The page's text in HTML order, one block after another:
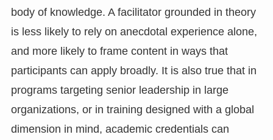
body of knowledge. A facilitator grounded in theory
is less likely to rely on anecdotal experience alone,
and more likely to frame content in ways that
participants can apply broadly. It is also true that in
programs targeting senior leadership in large
organizations, or in training designed with a global
dimension in mind, academic credentials can